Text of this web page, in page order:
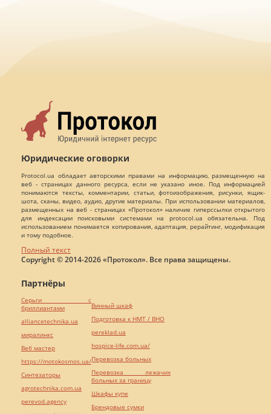
Юридические оговорки
Protocol.ua обладает авторскими правами на информацию, размещенную на
веб - страницах данного ресурса, если не указано иное. Под информацией
понимаются тексты, комментарии, статьи, фотоизображения, рисунки, ящик-
шота, сканы, видео, аудио, другие материалы. При использовании материалов,
размещенных на веб - страницах «Протокол» наличие гиперссылки открытого
для индексации поисковыми системами на protocol.ua обязательна. Под
использованием понимается копирования, адаптация, рерайтинг, модификация
и тому подобное.
Полный текст
Copyright © 2014-2026 «Протокол». Все права защищены.
Партнёры
Серьги с
бриллиантами
alliancetechnika.ua
миралинкс
Веб мастер
https://motokosmos.ua/
Синтезаторы
agrotechnika.com.ua
perevod.agency
Винный шкаф
Подготовка к НМТ / ВНО
pereklad.ua
hospice-life.com.ua/
Перевозка больных
Перевозка лежачих
больных за границу
Шкафы купе
Брендовые сумки